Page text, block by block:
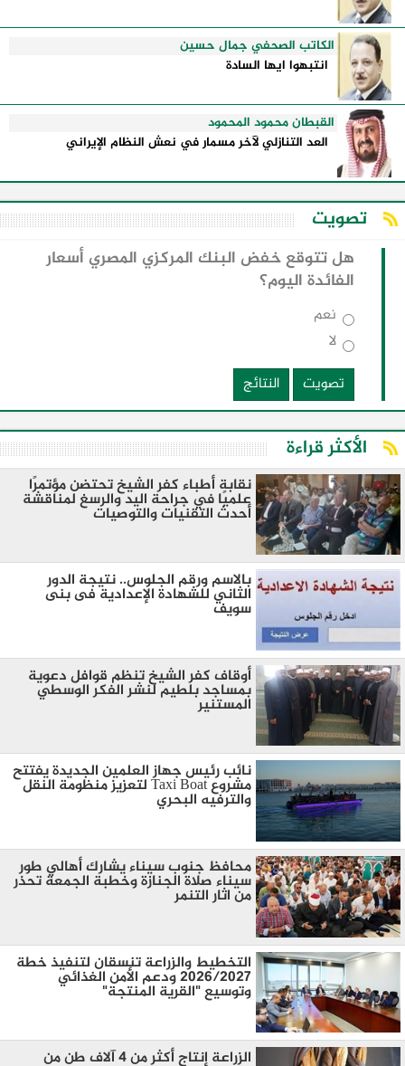
الكاتب الصحفي جمال حسين
انتبهوا ايها السادة
القبطان محمود المحمود
العد التنازلي لآخر مسمار في نعش النظام الإيراني
تصويت
هل تتوقع خفض البنك المركزي المصري أسعار
الفائدة اليوم؟
نعم
لا
تصويت
النتائج
الأكثر قراءة
نقابة أطباء كفر الشيخ تحتضن مؤتمرًا
علميًا في جراحة اليد والرسغ لمناقشة
أحدث التقنيات والتوصيات
بالاسم ورقم الجلوس.. نتيجة الدور
الثاني للشهادة الإعدادية فى بنى
سويف
أوقاف كفر الشيخ تنظم قوافل دعوية
بمساجد بلطيم لنشر الفكر الوسطي
المستنير
نائب رئيس جهاز العلمين الجديدة يفتتح
مشروع Taxi Boat لتعزيز منظومة النقل
والترفيه البحري
محافظ جنوب سيناء يشارك أهالي طور
سيناء صلاة الجنازة وخطبة الجمعة تحذر
من اثار التنمر
التخطيط والزراعة تنسقان لتنفيذ خطة
2026/2027 ودعم الأمن الغذائي
وتوسيع "القرية المنتجة"
الزراعة إنتاج أكثر من 4 آلاف طن من